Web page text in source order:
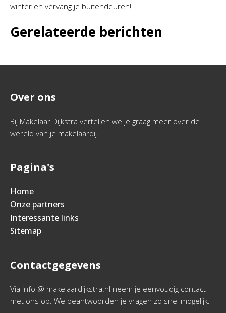
winter en vervang je buitendeuren!
Gerelateerde berichten
Over ons
Bij Makelaar Dijkstra vertellen we je graag meer over de
wereld van je makelaardij.
Pagina's
Home
Onze partners
Interessante links
Sitemap
Contactgegevens
Via info @ makelaardijkstra.nl neem je eenvoudig contact
met ons op. We beantwoorden je vragen zo snel mogelijk.